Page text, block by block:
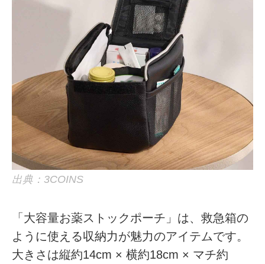
出典：3COINS
「大容量お薬ストックポーチ」は、救急箱の
ように使える収納力が魅力のアイテムです。
大きさは縦約14cm × 横約18cm × マチ約